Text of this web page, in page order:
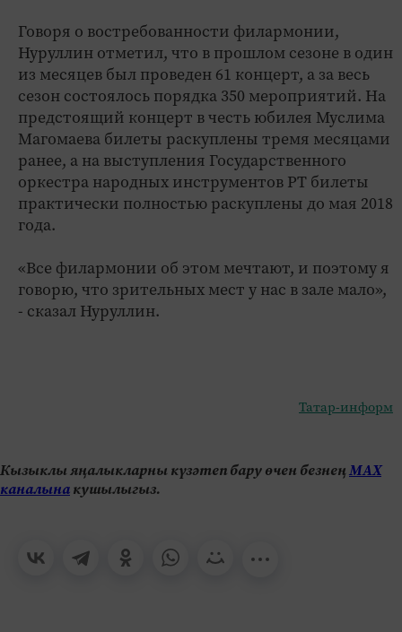
Говоря о востребованности филармонии,
Нуруллин отметил, что в прошлом сезоне в один
из месяцев был проведен 61 концерт, а за весь
сезон состоялось порядка 350 мероприятий. На
предстоящий концерт в честь юбилея Муслима
Магомаева билеты раскуплены тремя месяцами
ранее, а на выступления Государственного
оркестра народных инструментов РТ билеты
практически полностью раскуплены до мая 2018
года.
«Все филармонии об этом мечтают, и поэтому я
говорю, что зрительных мест у нас в зале мало»,
- сказал Нуруллин.
Татар-информ
Кызыклы яңалыкларны күзәтеп бару өчен безнеңМАХ
каналынакушылыгыз.